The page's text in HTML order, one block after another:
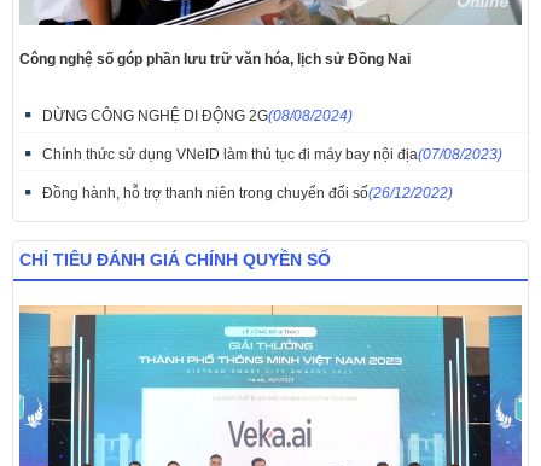
Công nghệ số góp phần lưu trữ văn hóa, lịch sử Đồng Nai
DỪNG CÔNG NGHỆ DI ĐỘNG 2G(08/08/2024)
Chính thức sử dụng VNeID làm thủ tục đi máy bay nội địa(07/08/2023)
Đồng hành, hỗ trợ thanh niên trong chuyển đổi số(26/12/2022)
CHỈ TIÊU ĐÁNH GIÁ CHÍNH QUYỀN SỐ